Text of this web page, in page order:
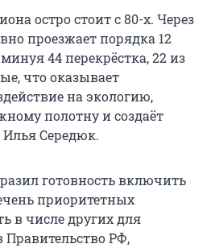
остро стоит с 80-х. Через
проезжает порядка 12
44 перекрёстка, 22 из
что оказывает
на экологию,
полотну и создаёт
Середюк.
готовность включить
приоритетных
в числе других для
РФ,